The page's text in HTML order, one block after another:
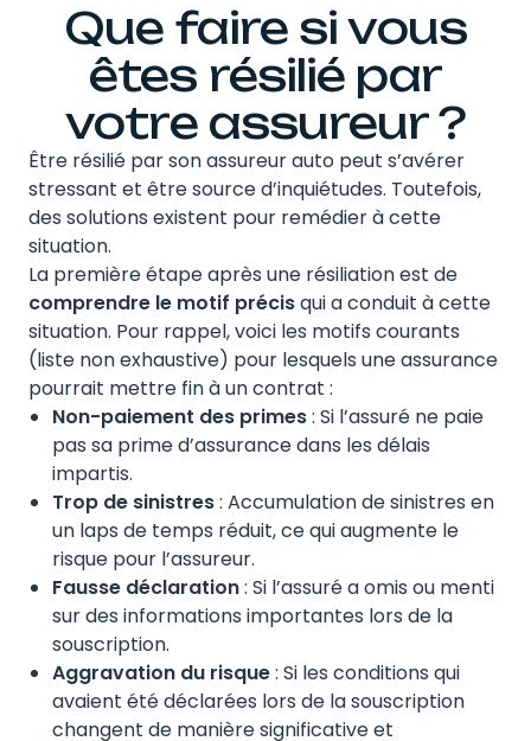
Que faire si vous
êtes résilié par
votre assureur ?
Être résilié par son assureur auto peut s’avérer
stressant et être source d’inquiétudes. Toutefois,
des solutions existent pour remédier à cette
situation.
La première étape après une résiliation est de
comprendre le motif précisqui a conduit à cette
situation. Pour rappel, voici les motifs courants
(liste non exhaustive) pour lesquels une assurance
pourrait mettre fin à un contrat :
Non-paiement des primes: Si l’assuré ne paie
pas sa prime d’assurance dans les délais
impartis.
Trop de sinistres: Accumulation de sinistres en
un laps de temps réduit, ce qui augmente le
risque pour l’assureur.
Fausse déclaration: Si l’assuré a omis ou menti
sur des informations importantes lors de la
souscription.
Aggravation du risque: Si les conditions qui
avaient été déclarées lors de la souscription
changent de manière significative et